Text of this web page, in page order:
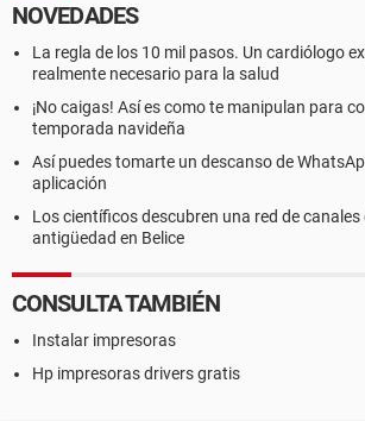
NOVEDADES
La regla de los 10 mil pasos. Un cardiólogo
realmente necesario para la salud
¡No caigas! Así es como te manipulan para
temporada navideña
Así puedes tomarte un descanso de
aplicación
Los científicos descubren una red de
antigüedad en Belice
CONSULTA TAMBIÉN
Instalar impresoras
Hp impresoras drivers gratis